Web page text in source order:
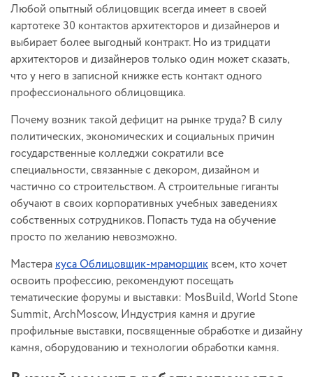
Любой опытный облицовщик всегда имеет в своей
картотеке 30 контактов архитекторов и дизайнеров и
выбирает более выгодный контракт. Но из тридцати
архитекторов и дизайнеров только один может сказать,
что у него в записной книжке есть контакт одного
профессионального облицовщика.
Почему возник такой дефицит на рынке труда? В силу
политических, экономических и социальных причин
государственные колледжи сократили все
специальности, связанные с декором, дизайном и
частично со строительством. А строительные гиганты
обучают в своих корпоративных учебных заведениях
собственных сотрудников. Попасть туда на обучение
просто по желанию невозможно.
Мастеракуса Облицовщик-мраморщик всем, кто хочет
освоить профессию, рекомендуют посещать
тематические форумы и выставки: MosBuild, World Stone
Summit, ArchMoscow, Индустрия камня и другие
профильные выставки, посвященные обработке и дизайну
камня, оборудованию и технологии обработки камня.